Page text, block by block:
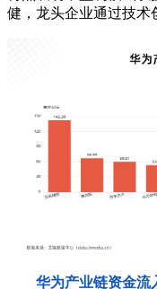
健，龙头企业通过技术
华为产业链资金流